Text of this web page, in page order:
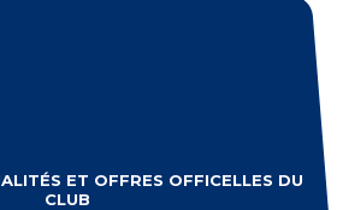
ET OFFRES OFFICELLES DU
CLUB